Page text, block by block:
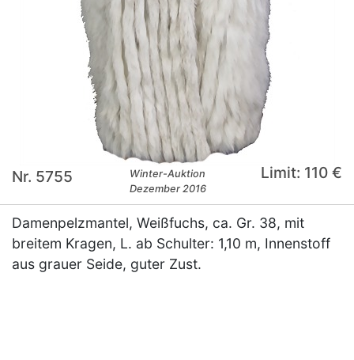
Nr. 5755
Winter-Auktion
Dezember 2016
Limit: 110 €
Damenpelzmantel, Weißfuchs, ca. Gr. 38, mit
breitem Kragen, L. ab Schulter: 1,10 m, Innenstoff
aus grauer Seide, guter Zust.